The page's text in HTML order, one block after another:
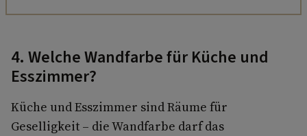
4. Welche Wandfarbe für Küche und
Esszimmer?
Küche und Esszimmer sind Räume für
Geselligkeit – die Wandfarbe darf das